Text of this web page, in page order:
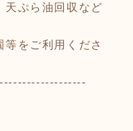
天ぷら油回収など
をご利用くださ